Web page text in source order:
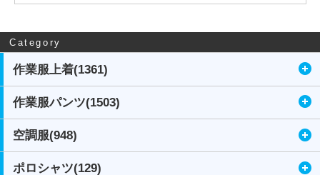
Category
作業服上着(1361)
作業服パンツ(1503)
空調服(948)
ポロシャツ(129)